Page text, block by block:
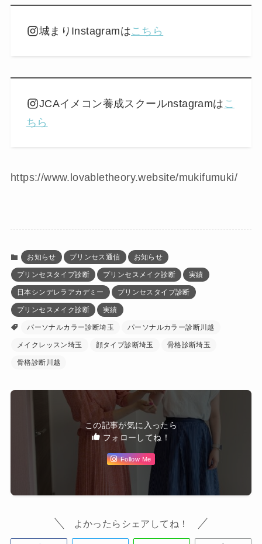
城まりInstagramはこちら
JCAイメコン養成スクールnstagramは こ
ちら
https://www.lovabletheory.website/mukifumuki/
お知らせ プリンセス通信 お知らせ
プリンセスタイプ診断 プリンセスメイク診断 実績
日本シンデレラアカデミー プリンセスタイプ診断
プリンセスメイク診断 実績
パーソナルカラー診断埼玉 パーソナルカラー診断川越
メイクレッスン埼玉 顔タイプ診断埼玉 骨格診断埼玉
骨格診断川越
この記事が気に入ったら
フォローしてね！
Follow Me
よかったらシェアしてね！